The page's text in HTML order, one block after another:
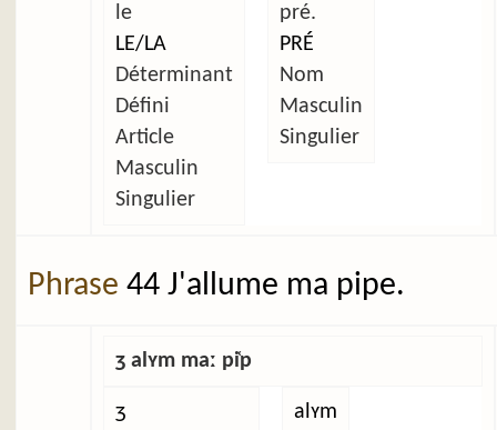
le
LE/LA
Déterminant
Défini
Article
Masculin
Singulier
pré.
PRÉ
Nom
Masculin
Singulier
Phrase 44 J'allume ma pipe.
ʒ alʏm maː pi̜p
ʒ
alʏm